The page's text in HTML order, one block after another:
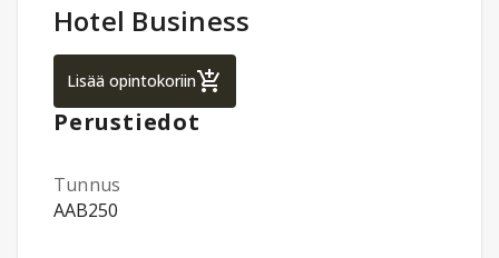
Opintotiedot:
Hotel Business
Lisää opintokoriinHotel Business
Perustiedot
Tunnus
AAB250